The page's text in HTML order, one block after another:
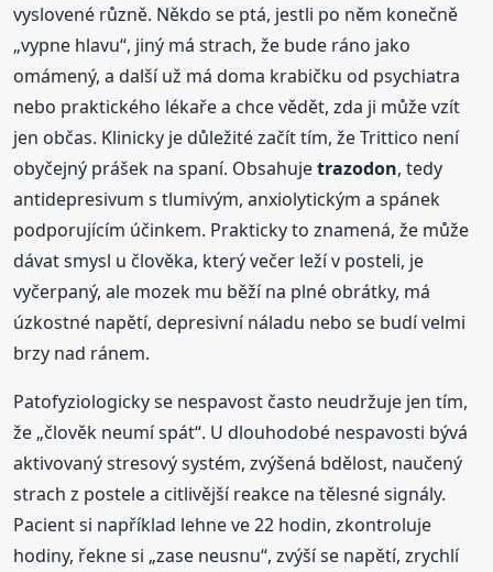
vyslovené různě. Někdo se ptá, jestli po něm konečně
„vypne hlavu“, jiný má strach, že bude ráno jako
omámený, a další už má doma krabičku od psychiatra
nebo praktického lékaře a chce vědět, zda ji může vzít
jen občas. Klinicky je důležité začít tím, že Trittico není
obyčejný prášek na spaní. Obsahujetrazodon, tedy
antidepresivum s tlumivým, anxiolytickým a spánek
podporujícím účinkem. Prakticky to znamená, že může
dávat smysl u člověka, který večer leží v posteli, je
vyčerpaný, ale mozek mu běží na plné obrátky, má
úzkostné napětí, depresivní náladu nebo se budí velmi
brzy nad ránem.
Patofyziologicky se nespavost často neudržuje jen tím,
že „člověk neumí spát“. U dlouhodobé nespavosti bývá
aktivovaný stresový systém, zvýšená bdělost, naučený
strach z postele a citlivější reakce na tělesné signály.
Pacient si například lehne ve 22 hodin, zkontroluje
hodiny, řekne si „zase neusnu“, zvýší se napětí, zrychlí